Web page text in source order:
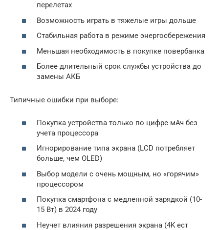
перелетах
Возможность играть в тяжелые игры дольше
Стабильная работа в режиме энергосбережения
Меньшая необходимость в покупке повербанка
Более длительный срок службы устройства до
замены АКБ
Типичные ошибки при выборе:
Покупка устройства только по цифре мАч без
учета процессора
Игнорирование типа экрана (LCD потребляет
больше, чем OLED)
Выбор модели с очень мощным, но «горячим»
процессором
Покупка смартфона с медленной зарядкой (10-
15 Вт) в 2024 году
Неучет влияния разрешения экрана (4K ест